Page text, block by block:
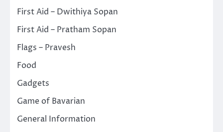
First Aid – Dwithiya Sopan
First Aid – Pratham Sopan
Flags – Pravesh
Food
Gadgets
Game of Bavarian
General Information